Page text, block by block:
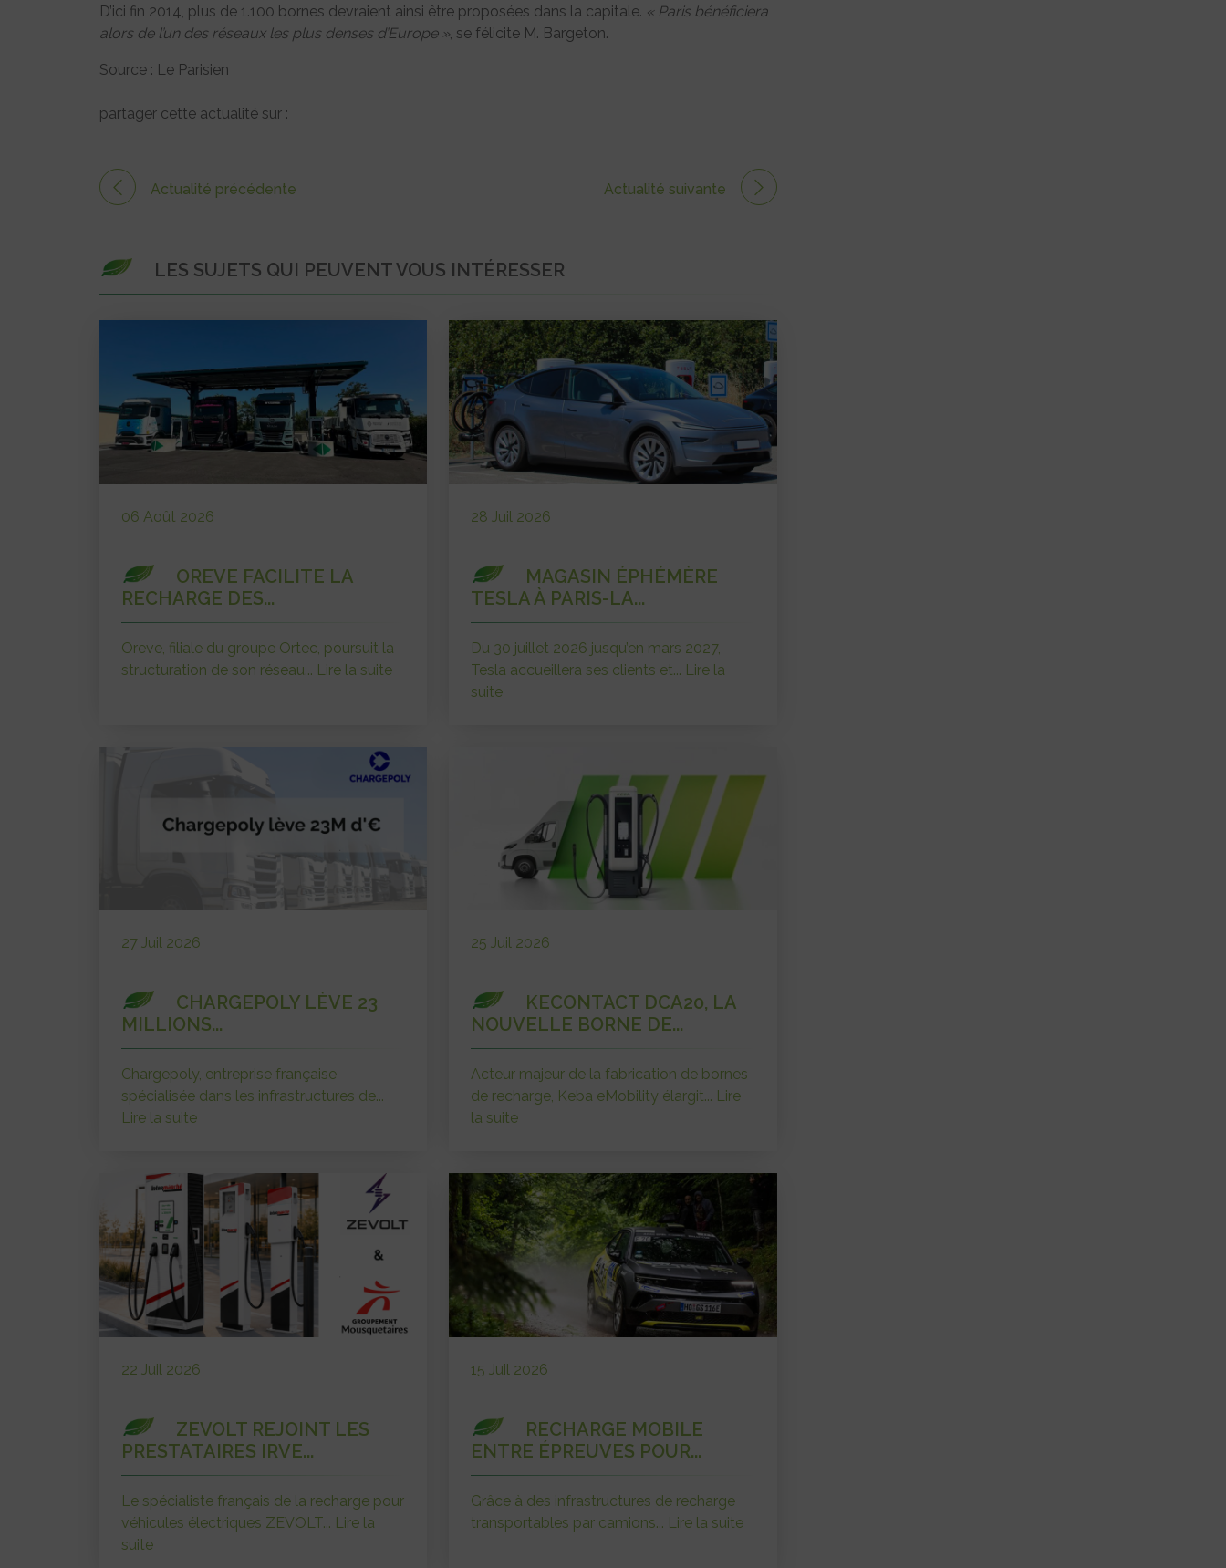
D’ici fin 2014, plus de 1.100 bornes devraient ainsi être proposées dans la capitale. « Paris bénéficiera
alors de l’un des réseaux les plus denses d’Europe », se félicite M. Bargeton.
Source : Le Parisien
partager cette actualité sur :
Actualité précédente Actualité suivante
LES SUJETS QUI PEUVENT VOUS INTÉRESSER
06 Août 2026
OREVE FACILITE LA
RECHARGE DES...
Oreve, filiale du groupe Ortec, poursuit la
structuration de son réseau... Lire la suite
28 Juil 2026
MAGASIN ÉPHÉMÈRE
TESLA À PARIS-LA...
Du 30 juillet 2026 jusqu’en mars 2027,
Tesla accueillera ses clients et... Lire la
suite
27 Juil 2026
CHARGEPOLY LÈVE 23
MILLIONS...
Chargepoly, entreprise française
spécialisée dans les infrastructures de...
Lire la suite
25 Juil 2026
KECONTACT DCA20, LA
NOUVELLE BORNE DE...
Acteur majeur de la fabrication de bornes
de recharge, Keba eMobility élargit... Lire
la suite
22 Juil 2026
ZEVOLT REJOINT LES
PRESTATAIRES IRVE...
Le spécialiste français de la recharge pour
véhicules électriques ZEVOLT... Lire la
suite
15 Juil 2026
RECHARGE MOBILE
ENTRE ÉPREUVES POUR...
Grâce à des infrastructures de recharge
transportables par camions... Lire la suite